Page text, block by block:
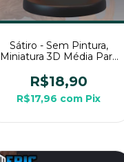
Sátiro - Sem Pintura,
Miniatura 3D Média Para
R$18,90
R$17,96 com Pix